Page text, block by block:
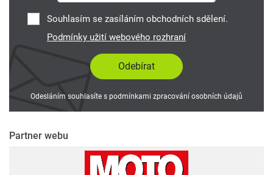
Souhlasím se zasíláním obchodních sdělení.
Podmínky užití webového rozhraní
Odesláním souhlasíte s podmínkami zpracování osobních údajů
Partner webu